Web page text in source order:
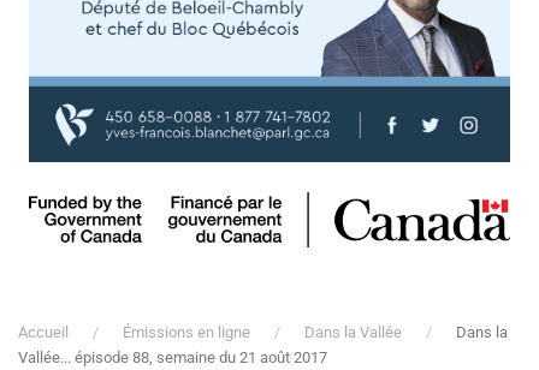
Accueil Émissions en ligne Dans la Vallée
Dans la
Vallée... épisode 88, semaine du 21 août 2017